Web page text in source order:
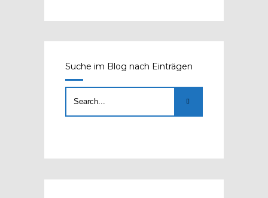
Suche im Blog nach Einträgen